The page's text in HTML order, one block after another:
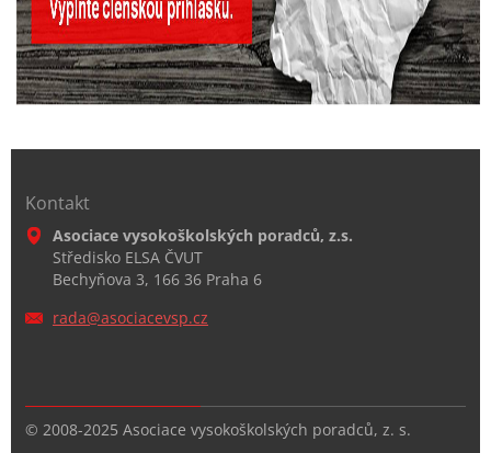
Kontakt
Asociace vysokoškolských poradců, z.s.
Středisko ELSA ČVUT
Bechyňova 3, 166 36 Praha 6
rada@asociacevsp.cz
© 2008-2025 Asociace vysokoškolských poradců, z. s.